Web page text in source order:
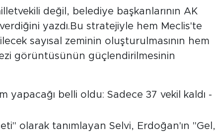
değil, belediye başkanlarının AK
yazdı.Bu stratejiyle hem Meclis'te
sayısal zeminin oluşturulmasının hem
görüntüsünün güçlendirilmesinin
olarak tanımlayan Selvi, Erdoğan'ın "Gel,